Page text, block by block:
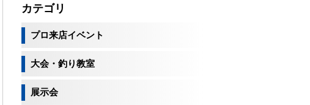
カテゴリ
プロ来店イベント
大会・釣り教室
展示会